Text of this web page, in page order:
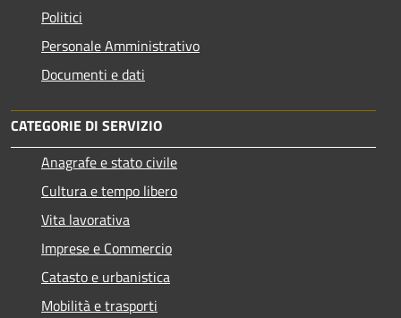
Politici
Personale Amministrativo
Documenti e dati
CATEGORIE DI SERVIZIO
Anagrafe e stato civile
Cultura e tempo libero
Vita lavorativa
Imprese e Commercio
Catasto e urbanistica
Mobilità e trasporti